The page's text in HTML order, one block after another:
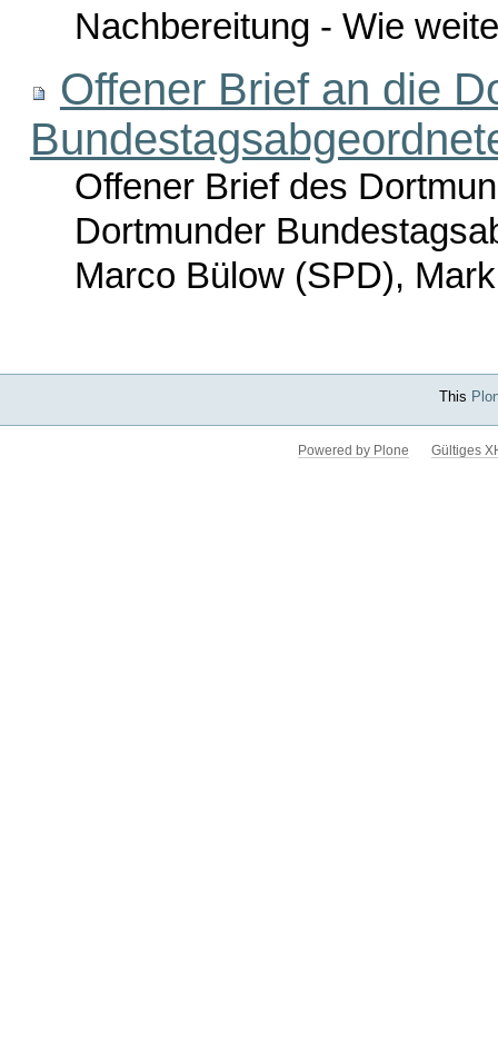
Nachbereitung - Wie
Offener Brief an die
Offener Brief des
Dortmunder
Marco Bülow (SPD),
This
Powered by Plone Gültiges